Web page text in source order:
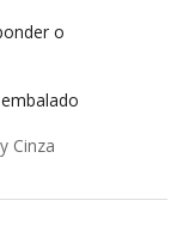
o
Cinza